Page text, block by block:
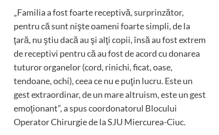
„Familia a fost foarte receptivă, surprinzător,
pentru că sunt nişte oameni foarte simpli, de la
ţară, nu ştiu dacă au şi alţi copii, însă au fost extrem
de receptivi pentru că au fost de acord cu donarea
tuturor organelor (cord, rinichi, ficat, oase,
tendoane, ochi), ceea ce nu e puţin lucru. Este un
gest extraordinar, de un mare altruism, este un gest
emoţionant”, a spus coordonatorul Blocului
Operator Chirurgie de la SJU Miercurea-Ciuc.